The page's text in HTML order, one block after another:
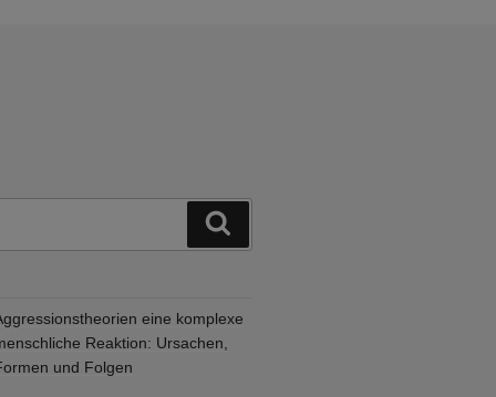
eine komplexe
Reaktion: Ursachen,
und Folgen